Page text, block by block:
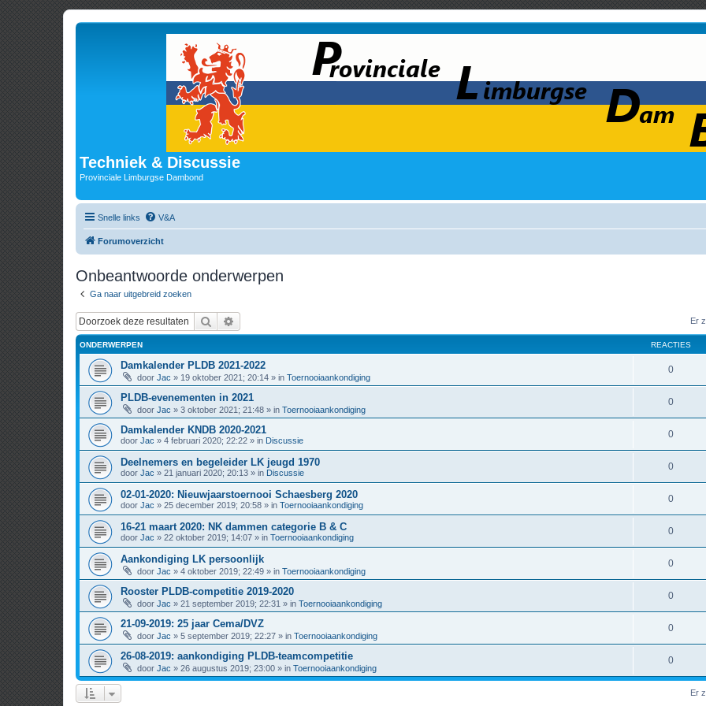
Techniek & Discussie
Provinciale Limburgse Dambond
Snelle links V&A
Forumoverzicht
Onbeantwoorde onderwerpen
Ga naar uitgebreid zoeken
Zoek Er
ONDERWERPEN REACTIES
Damkalender PLDB 2021-2022
door Jac » 19 oktober 2021; 20:14 » in Toernooiaankondiging
0
PLDB-evenementen in 2021
door Jac » 3 oktober 2021; 21:48 » in Toernooiaankondiging
0
Damkalender KNDB 2020-2021
door Jac » 4 februari 2020; 22:22 » in Discussie
0
Deelnemers en begeleider LK jeugd 1970
door Jac » 21 januari 2020; 20:13 » in Discussie
0
02-01-2020: Nieuwjaarstoernooi Schaesberg 2020
door Jac » 25 december 2019; 20:58 » in Toernooiaankondiging
0
16-21 maart 2020: NK dammen categorie B & C
door Jac » 22 oktober 2019; 14:07 » in Toernooiaankondiging
0
Aankondiging LK persoonlijk
door Jac » 4 oktober 2019; 22:49 » in Toernooiaankondiging
0
Rooster PLDB-competitie 2019-2020
door Jac » 21 september 2019; 22:31 » in Toernooiaankondiging
0
21-09-2019: 25 jaar Cema/DVZ
door Jac » 5 september 2019; 22:27 » in Toernooiaankondiging
0
26-08-2019: aankondiging PLDB-teamcompetitie
door Jac » 26 augustus 2019; 23:00 » in Toernooiaankondiging
0
Er